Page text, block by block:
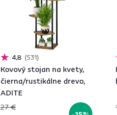
4,8 531
Kovový stojan na kvety,
čierna/rustikálne drevo,
ADITE
27 €